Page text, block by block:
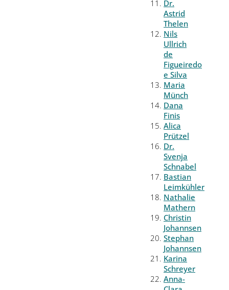
Dr.
Astrid
Thelen
Nils
Ullrich
de
Figueiredo
e Silva
Maria
Münch
Dana
Finis
Alica
Prützel
Dr.
Svenja
Schnabel
Bastian
Leimkühler
Nathalie
Mathern
Christin
Johannsen
Stephan
Johannsen
Karina
Schreyer
Anna-